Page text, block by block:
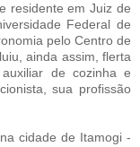
residente em Juiz de
Federal de
pelo Centro de
ainda assim, flerta
de cozinha e
sua profissão
cidade de Itamogi -